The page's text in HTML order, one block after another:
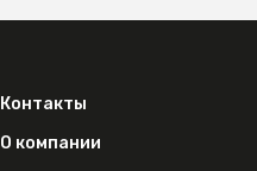
Контакты
О компании